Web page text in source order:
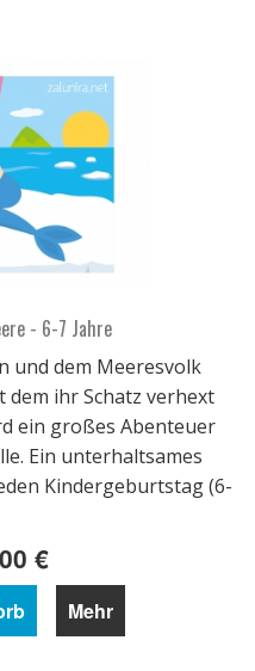
- 6-7 Jahre
und dem Meeresvolk
ihr Schatz verhext
ein großes Abenteuer
Ein unterhaltsames
Kindergeburtstag (6-
€
Mehr